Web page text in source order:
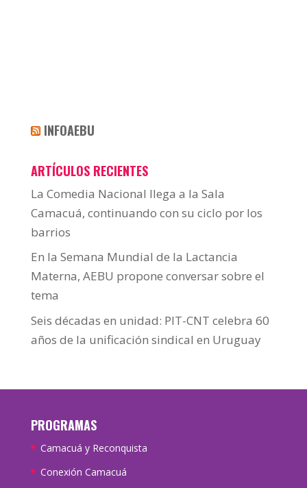
INFOAEBU
ARTÍCULOS RECIENTES
La Comedia Nacional llega a la Sala
Camacuá, continuando con su ciclo por los
barrios
En la Semana Mundial de la Lactancia
Materna, AEBU propone conversar sobre el
tema
Seis décadas en unidad: PIT-CNT celebra 60
años de la unificación sindical en Uruguay
PROGRAMAS
Camacuá y Reconquista
Conexión Camacuá